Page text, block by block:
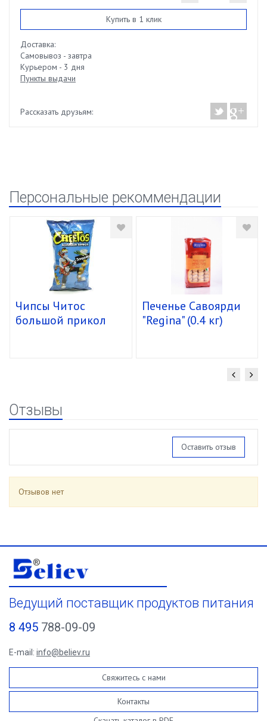
Купить в 1 клик
Доставка:
Самовывоз - завтра
Курьером - 3 дня
Пункты выдачи
Рассказать друзьям:
Персональные рекоммендации
Чипсы Читос
большой прикол
Печенье Савоярди
"Regina" (0.4 кг)
Отзывы
Оставить отзыв
Отзывов нет
Ведущий поставщик продуктов питания
8 495 788-09-09
E-mail: info@believ.ru
Свяжитесь с нами
Контакты